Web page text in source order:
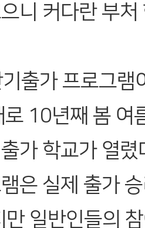
니 커다란 부처
출가 프로그램
10년째 봄 여
가 학교가 열
은 실제 출가
만 일반인들의